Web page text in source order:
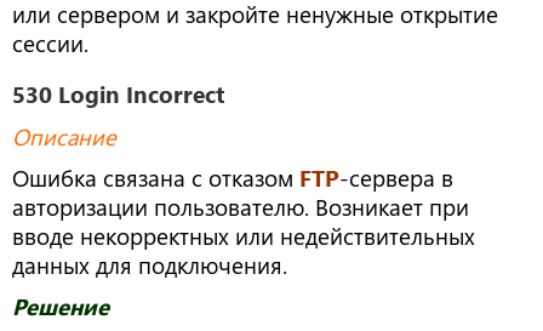
или сервером и закройте ненужные открытие
сессии.
530 Login Incorrect
Описание
Ошибка связана с отказом FTP-сервера в
авторизации пользователю. Возникает при
вводе некорректных или недействительных
данных для подключения.
Решение